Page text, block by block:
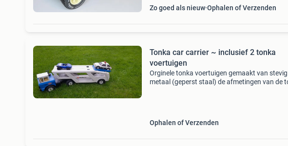
Zo goed als nieuw Ophalen of Verzenden
Tonka car carrier ~ inclusief 2 tonka
voertuigen
Orginele tonka voertuigen gemaakt van stevig
metaal (geperst staal) de afmetingen van de
Ophalen of Verzenden